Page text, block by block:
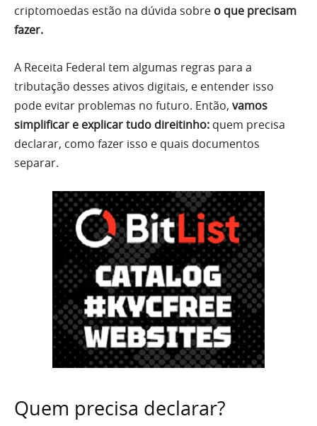
criptomoedas estão na dúvida sobre o que precisam
fazer.
A Receita Federal tem algumas regras para a
tributação desses ativos digitais, e entender isso
pode evitar problemas no futuro. Então, vamos
simplificar e explicar tudo direitinho: quem precisa
declarar, como fazer isso e quais documentos
separar.
Quem precisa declarar?